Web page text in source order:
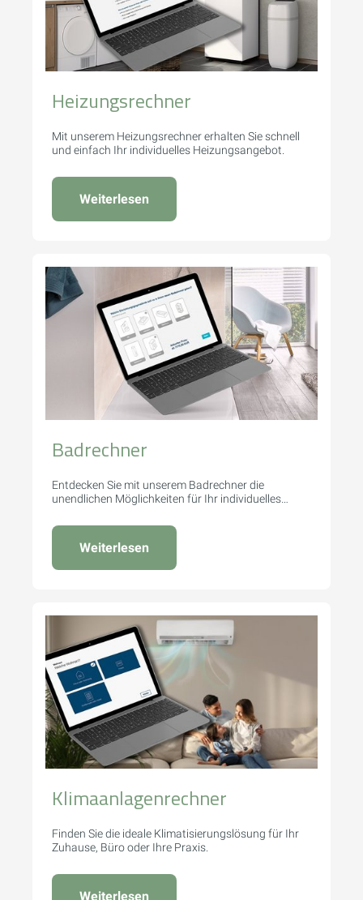
Heizungsrechner
Mit unserem Heizungsrechner erhalten Sie schnell
und einfach Ihr individuelles Heizungsangebot.
Weiterlesen
Badrechner
Entdecken Sie mit unserem Badrechner die
unendlichen Möglichkeiten für Ihr individuelles
Weiterlesen
Klimaanlagenrechner
Finden Sie die ideale Klimatisierungslösung für Ihr
Zuhause, Büro oder Ihre Praxis.
Weiterlesen